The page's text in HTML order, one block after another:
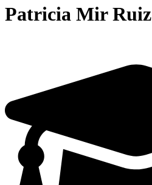
Patricia Mir Ruiz